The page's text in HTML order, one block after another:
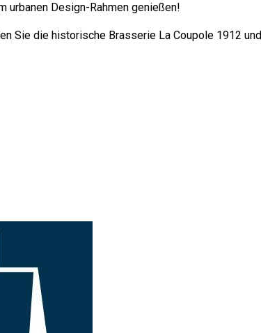
urbanen Design-Rahmen genießen!
Sie die historische Brasserie La Coupole 1912 und